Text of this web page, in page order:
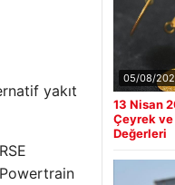
yakıt
05/08/
13 Nisan
Çeyrek ve
Değerleri